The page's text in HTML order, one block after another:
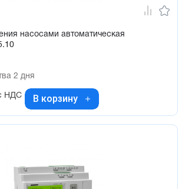
насосами автоматическая
2 дня
НДС В корзину